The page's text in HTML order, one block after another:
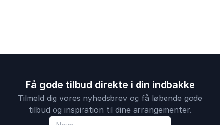
Få gode tilbud direkte i din indbakke
Tilmeld dig vores nyhedsbrev og få løbende gode
tilbud og inspiration til dine arrangementer.